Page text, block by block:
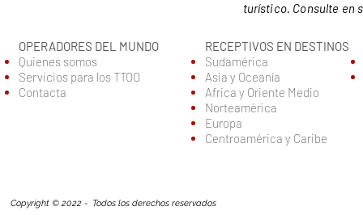
turístico. Consulte en
OPERADORES DEL MUNDO
Quienes somos
Servicios para los TTOO
Contacta
RECEPTIVOS EN DESTINOS
Sudamérica
Asia y Oceanía
Africa y Oriente Medio
Norteamérica
Europa
Centroamérica y Caribe
Copyright © 2022 - Todos los derechos reservados